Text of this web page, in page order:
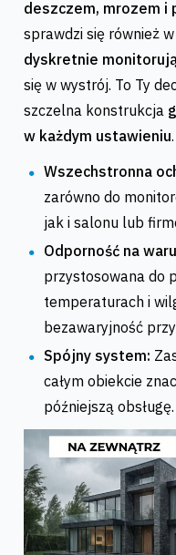
deszczem, mrozem i
sprawdzi się również
dyskretnie
się w wystrój. To Ty
szczelna konstrukcja
w każdym ustawieniu.
Wszechstronna
zarówno do
jak i salonu lub
Odporność na
przystosowana do
temperaturach i
bezawaryjność
Spójny system:
całym obiekcie
późniejszą obsługę.